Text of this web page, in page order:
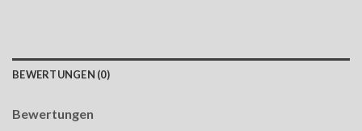
BEWERTUNGEN (0)
Bewertungen